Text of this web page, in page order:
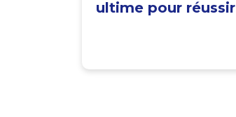
ultime pour réussir